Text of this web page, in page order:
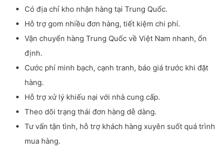
Có địa chỉ kho nhận hàng tại Trung Quốc.
Hỗ trợ gom nhiều đơn hàng, tiết kiệm chi phí.
Vận chuyển hàng Trung Quốc về Việt Nam nhanh, ổn
định.
Cước phí minh bạch, cạnh tranh, báo giá trước khi đặt
hàng.
Hỗ trợ xử lý khiếu nại với nhà cung cấp.
Theo dõi trạng thái đơn hàng dễ dàng.
Tư vấn tận tình, hỗ trợ khách hàng xuyên suốt quá trình
mua hàng.